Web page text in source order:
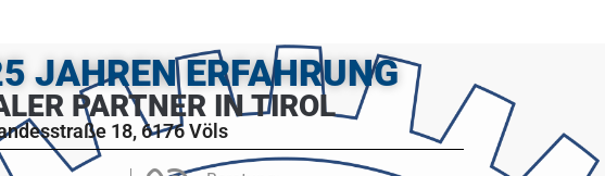
JAHREN ERFAHRUNG
PARTNER IN TIROL
18, 6176 Völs